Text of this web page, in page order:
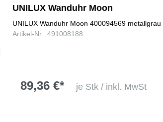
UNILUX Wanduhr Moon
UNILUX Wanduhr Moon 400094569 metallgrau
Artikel-Nr.: 491008188
89,36 €* je Stk / inkl. MwSt